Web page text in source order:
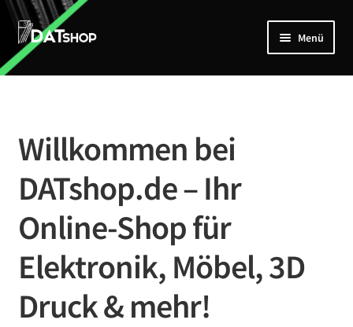
Zur
Navigation
springen
Zum
Inhalt
springen
Menü
Home
Mein Account
Kontakt
Willkommen bei
DATshop.de – Ihr
Online-Shop für
Elektronik, Möbel, 3D
Druck & mehr!